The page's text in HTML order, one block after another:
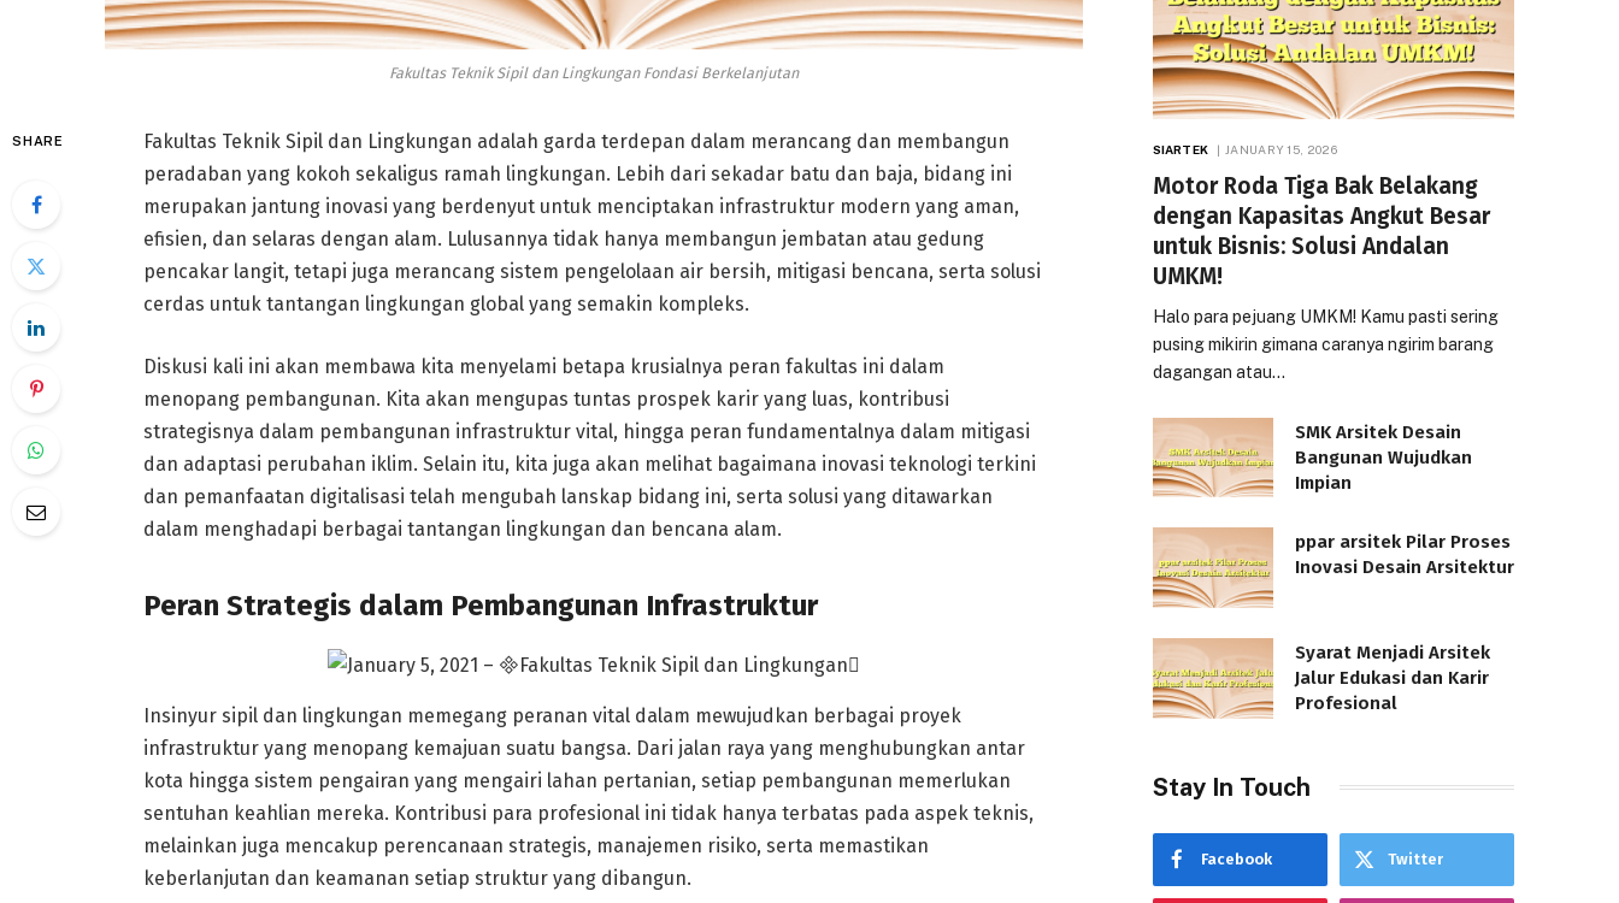
Fakultas Teknik Sipil dan Lingkungan Fondasi Berkelanjutan
SHARE
Fakultas Teknik Sipil dan Lingkungan adalah garda terdepan dalam merancang dan membangun
peradaban yang kokoh sekaligus ramah lingkungan. Lebih dari sekadar batu dan baja, bidang ini
merupakan jantung inovasi yang berdenyut untuk menciptakan infrastruktur modern yang aman,
efisien, dan selaras dengan alam. Lulusannya tidak hanya membangun jembatan atau gedung
pencakar langit, tetapi juga merancang sistem pengelolaan air bersih, mitigasi bencana, serta solusi
cerdas untuk tantangan lingkungan global yang semakin kompleks.
Diskusi kali ini akan membawa kita menyelami betapa krusialnya peran fakultas ini dalam
menopang pembangunan. Kita akan mengupas tuntas prospek karir yang luas, kontribusi
strategisnya dalam pembangunan infrastruktur vital, hingga peran fundamentalnya dalam mitigasi
dan adaptasi perubahan iklim. Selain itu, kita juga akan melihat bagaimana inovasi teknologi terkini
dan pemanfaatan digitalisasi telah mengubah lanskap bidang ini, serta solusi yang ditawarkan
dalam menghadapi berbagai tantangan lingkungan dan bencana alam.
Peran Strategis dalam Pembangunan Infrastruktur
Insinyur sipil dan lingkungan memegang peranan vital dalam mewujudkan berbagai proyek
infrastruktur yang menopang kemajuan suatu bangsa. Dari jalan raya yang menghubungkan antar
kota hingga sistem pengairan yang mengairi lahan pertanian, setiap pembangunan memerlukan
sentuhan keahlian mereka. Kontribusi para profesional ini tidak hanya terbatas pada aspek teknis,
melainkan juga mencakup perencanaan strategis, manajemen risiko, serta memastikan
keberlanjutan dan keamanan setiap struktur yang dibangun.
SIARTEK JANUARY 15, 2026
Motor Roda Tiga Bak Belakang
dengan Kapasitas Angkut Besar
untuk Bisnis: Solusi Andalan
UMKM!
Halo para pejuang UMKM! Kamu pasti sering
pusing mikirin gimana caranya ngirim barang
dagangan atau…
SMK Arsitek Desain
Bangunan Wujudkan
Impian
ppar arsitek Pilar Proses
Inovasi Desain Arsitektur
Syarat Menjadi Arsitek
Jalur Edukasi dan Karir
Profesional
Stay In Touch
Facebook Twitter